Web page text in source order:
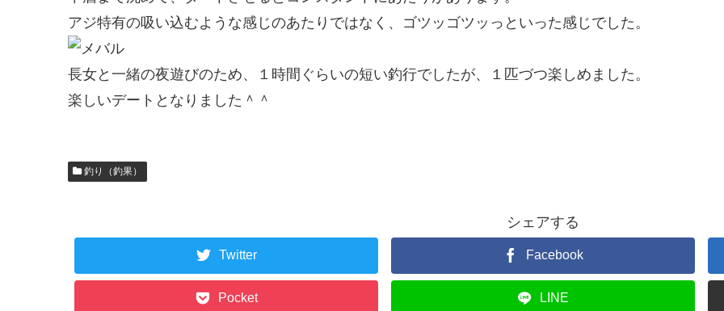
アジ特有の吸い込むような感じのあたりではなく、ゴツッゴツッっといった感じでした。
長女と一緒の夜遊びのため、１時間ぐらいの短い釣行でしたが、１匹づつ楽しめました。
楽しいデートとなりました＾＾
釣り（釣果）
シェアする
Twitter Facebook
Pocket LINE